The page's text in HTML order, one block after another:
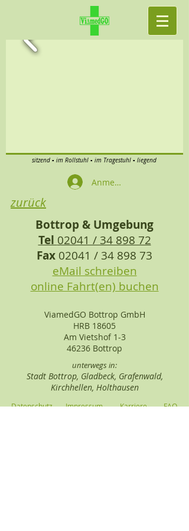
sitzend ▪ im Rollstuhl ▪ im Tragestuhl ▪ liegend
Anmelden
zurück
Bottrop & Umgebung
Tel 02041 / 34 898 72
Fax 02041 / 34 898 73
eMail schreiben
online Fahrt(en) buchen
ViamedGO Bottrop GmbH
HRB 18605
Am Vietshof 1-3
46236 Bottrop
unterwegs in:
Stadt Bottrop, Gladbeck, Grafenwald,
Kirchhellen, Holthausen
Datenschutz Impressum Karriere FAQ